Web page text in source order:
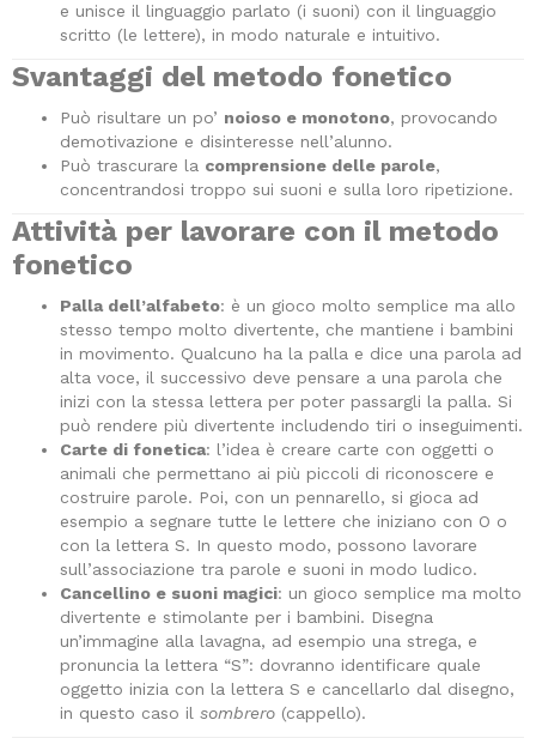
e unisce il linguaggio parlato (i suoni) con il linguaggio
scritto (le lettere), in modo naturale e intuitivo.
Svantaggi del metodo fonetico
Può risultare un po’ noioso e monotono, provocando
demotivazione e disinteresse nell’alunno.
Può trascurare la comprensione delle parole,
concentrandosi troppo sui suoni e sulla loro ripetizione.
Attività per lavorare con il metodo
fonetico
Palla dell’alfabeto: è un gioco molto semplice ma allo
stesso tempo molto divertente, che mantiene i bambini
in movimento. Qualcuno ha la palla e dice una parola ad
alta voce, il successivo deve pensare a una parola che
inizi con la stessa lettera per poter passargli la palla. Si
può rendere più divertente includendo tiri o inseguimenti.
Carte di fonetica: l’idea è creare carte con oggetti o
animali che permettano ai più piccoli di riconoscere e
costruire parole. Poi, con un pennarello, si gioca ad
esempio a segnare tutte le lettere che iniziano con O o
con la lettera S. In questo modo, possono lavorare
sull’associazione tra parole e suoni in modo ludico.
Cancellino e suoni magici: un gioco semplice ma molto
divertente e stimolante per i bambini. Disegna
un’immagine alla lavagna, ad esempio una strega, e
pronuncia la lettera “S”: dovranno identificare quale
oggetto inizia con la lettera S e cancellarlo dal disegno,
in questo caso il sombrero (cappello).